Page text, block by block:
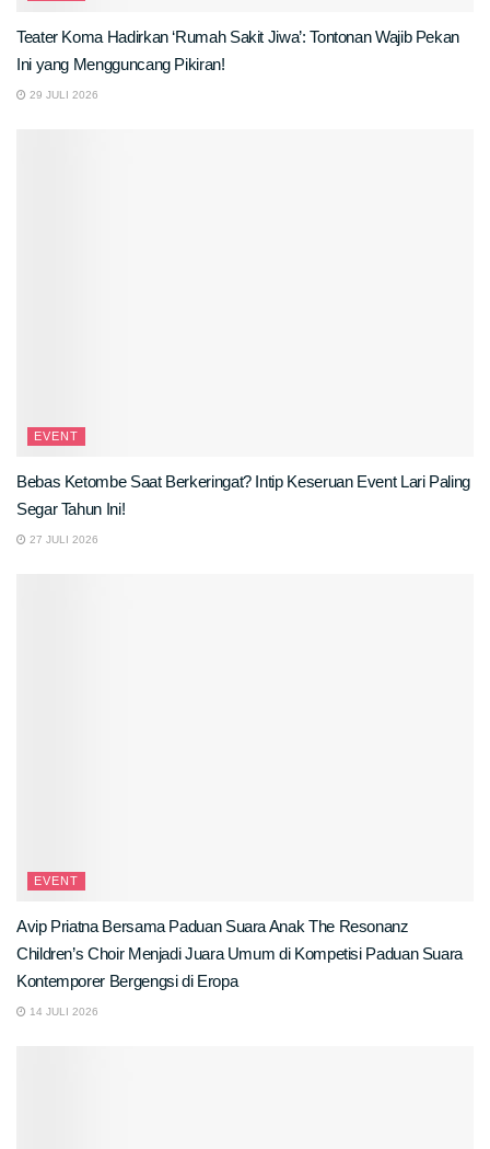
Teater Koma Hadirkan ‘Rumah Sakit Jiwa’: Tontonan Wajib Pekan
Ini yang Mengguncang Pikiran!
29 JULI 2026
EVENT
Bebas Ketombe Saat Berkeringat? Intip Keseruan Event Lari Paling
Segar Tahun Ini!
27 JULI 2026
EVENT
Avip Priatna Bersama Paduan Suara Anak The Resonanz
Children’s Choir Menjadi Juara Umum di Kompetisi Paduan Suara
Kontemporer Bergengsi di Eropa
14 JULI 2026